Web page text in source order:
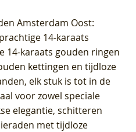
Amsterdam Oost:
14-karaats
14-karaats gouden ringen
kettingen en tijdloze
elk stuk is tot in de
voor zowel speciale
elegantie, schitteren
met tijdloze